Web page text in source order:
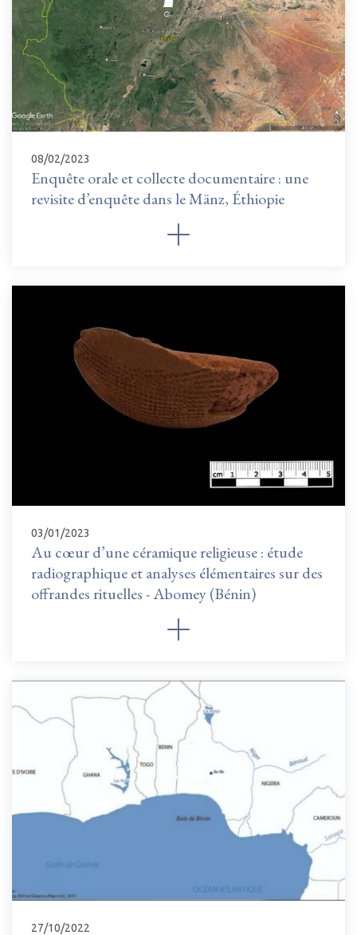
08/02/2023
Enquête orale et collecte documentaire : une
revisite d’enquête dans le Mänz, Éthiopie
03/01/2023
Au cœur d’une céramique religieuse : étude
radiographique et analyses élémentaires sur des
offrandes rituelles - Abomey (Bénin)
27/10/2022